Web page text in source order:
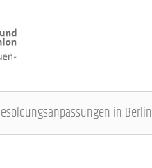
in